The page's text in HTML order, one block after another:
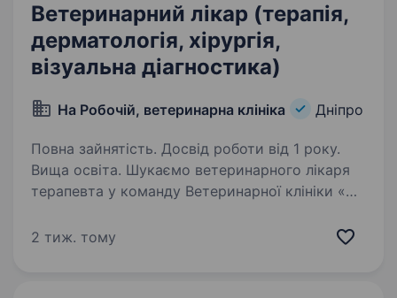
Ветеринарний лікар (терапія,
дерматологія, хірургія,
візуальна діагностика)
На Робочій, ветеринарна клініка Дніпро
Повна зайнятість. Досвід роботи від 1 року.
Вища освіта. Шукаємо ветеринарного лікаря
терапевта у команду Ветеринарної клініки «На
з навичками у хірургії або візуальній
2 тиж. тому